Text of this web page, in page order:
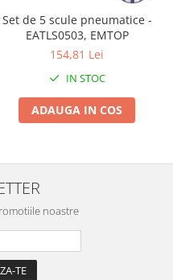
Set de 5 scule pneumatice -
EATLS0503, EMTOP
154,81 Lei
IN STOC
ADAUGA IN COS
noastre